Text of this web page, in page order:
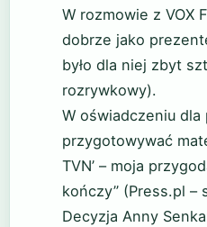
W rozmowie z VOX
dobrze jako
było dla niej zbyt
rozrywkowy).
W oświadczeniu dla
przygotowywać
TVN’ – moja
kończy” (Press.pl –
Decyzja Anny